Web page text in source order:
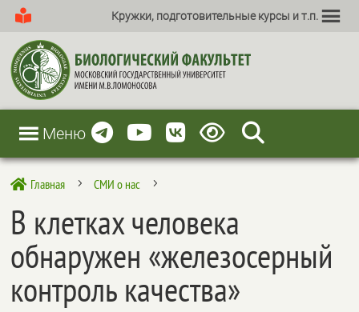
Кружки, подготовительные курсы и т.п.
Меню
 Главная 5 СМИ о нас 5
В клетках человека
обнаружен «железосерный
контроль качества»